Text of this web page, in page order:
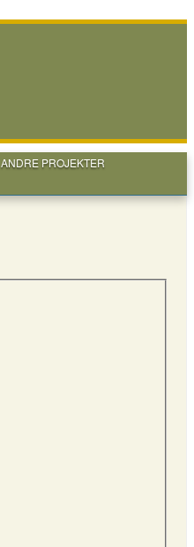
ANDRE PROJEKTER